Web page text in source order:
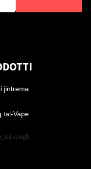
jintrema
tal-Vape